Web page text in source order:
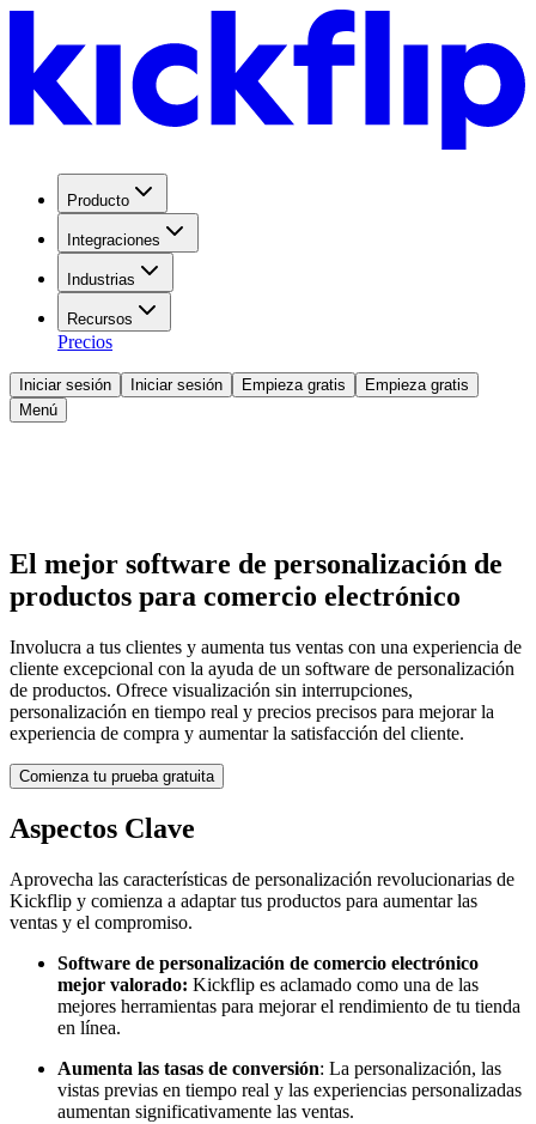
Producto
Integraciones
Industrias
Recursos
Precios
Iniciar sesión Iniciar sesión Empieza gratis
Empieza gratis
Menú
El mejor software de personalización de
productos para comercio electrónico
Involucra a tus clientes y aumenta tus ventas con una experiencia de
cliente excepcional con la ayuda de un software de personalización
de productos. Ofrece visualización sin interrupciones,
personalización en tiempo real y precios precisos para mejorar la
experiencia de compra y aumentar la satisfacción del cliente.
Comienza tu prueba gratuita
Aspectos Clave
Aprovecha las características de personalización revolucionarias de
Kickflip y comienza a adaptar tus productos para aumentar las
ventas y el compromiso.
Software de personalización de comercio electrónico
mejor valorado: Kickflip es aclamado como una de las
mejores herramientas para mejorar el rendimiento de tu tienda
en línea.
Aumenta las tasas de conversión: La personalización, las
vistas previas en tiempo real y las experiencias personalizadas
aumentan significativamente las ventas.